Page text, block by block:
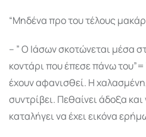
“Μηδένα προ του τέλους
– ” Ο Ιάσων σκοτώνεται μέσα
κοντάρι που έπεσε πάνω του”=
έχουν αφανισθεί. Η
συντρίβει. Πεθαίνει άδοξα
καταλήγει να έχει εικόνα